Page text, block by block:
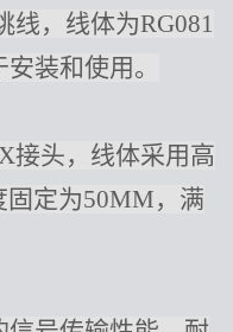
线，线体为RG081
装和使用。
接头，线体采用高
固定为50MM，满